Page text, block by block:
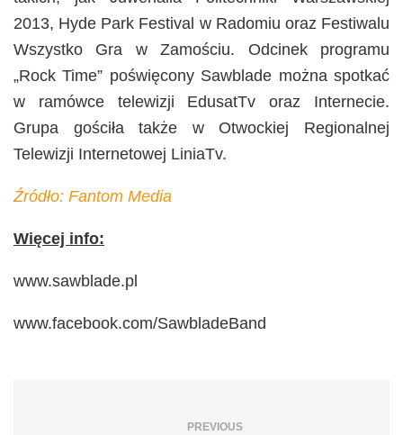
2013, Hyde Park Festival w Radomiu oraz Festiwalu
Wszystko Gra w Zamościu. Odcinek programu
„Rock Time” poświęcony Sawblade można spotkać
w ramówce telewizji EdusatTv oraz Internecie.
Grupa gościła także w Otwockiej Regionalnej
Telewizji Internetowej LiniaTv.
Źródło: Fantom Media
Więcej info:
www.sawblade.pl
www.facebook.com/SawbladeBand
PREVIOUS